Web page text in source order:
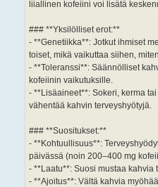
liiallinen kofeiini voi lisätä
### **Yksilölliset erot:**
- **Genetiikka**: Jotkut ihmiset
toiset, mikä vaikuttaa siihen,
- **Toleranssi**: Säännölliset
kofeiinin vaikutuksille.
- **Lisäaineet**: Sokeri, kerma
vähentää kahvin terveyshyötyjä.
### **Suositukset:**
- **Kohtuullisuus**:
päivässä (noin 200–400 mg
- **Laatu**: Suosi mustaa kahvia
- **Ajoitus**: Vältä kahvia